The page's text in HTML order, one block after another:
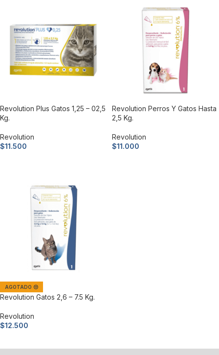
Revolution Plus Gatos 1,25 – 02,5
Kg.
Revolution
$11.500
Revolution Perros Y Gatos Hasta
2,5 Kg.
Revolution
$11.000
AGOTADO 😔
Revolution Gatos 2,6 – 7.5 Kg.
Revolution
$12.500